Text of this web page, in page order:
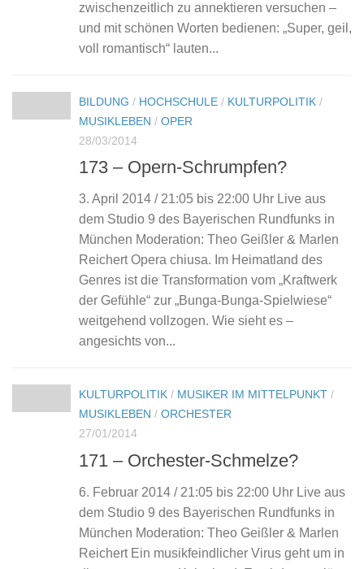
zwischenzeitlich zu annektieren versuchen –
und mit schönen Worten bedienen: „Super, geil,
voll romantisch“ lauten...
BILDUNG / HOCHSCHULE / KULTURPOLITIK /
MUSIKLEBEN / OPER
28/03/2014
173 – Opern-Schrumpfen?
3. April 2014 / 21:05 bis 22:00 Uhr Live aus
dem Studio 9 des Bayerischen Rundfunks in
München Moderation: Theo Geißler & Marlen
Reichert Opera chiusa. Im Heimatland des
Genres ist die Transformation vom „Kraftwerk
der Gefühle“ zur „Bunga-Bunga-Spielwiese“
weitgehend vollzogen. Wie sieht es –
angesichts von...
KULTURPOLITIK / MUSIKER IM MITTELPUNKT /
MUSIKLEBEN / ORCHESTER
27/01/2014
171 – Orchester-Schmelze?
6. Februar 2014 / 21:05 bis 22:00 Uhr Live aus
dem Studio 9 des Bayerischen Rundfunks in
München Moderation: Theo Geißler & Marlen
Reichert Ein musikfeindlicher Virus geht um in